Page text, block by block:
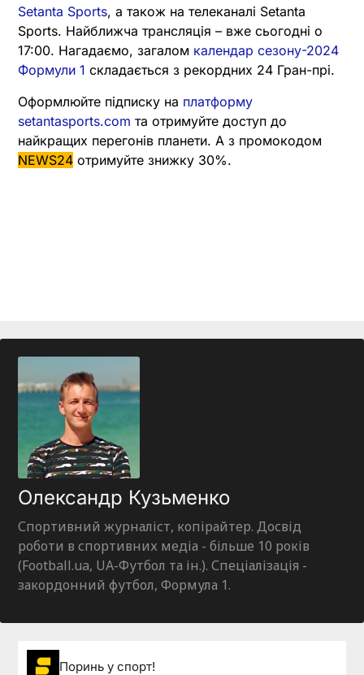
Setanta Sports, а також на телеканалі Setanta
Sports. Найближча трансляція – вже сьогодні о
17:00. Нагадаємо, загалом календар сезону-2024
Формули 1 складається з рекордних 24 Гран-прі.
Оформлюйте підписку на платформу
setantasports.com та отримуйте доступ до
найкращих перегонів планети. А з промокодом
NEWS24 отримуйте знижку 30%.
Олександр Кузьменко
Спортивний журналіст, копірайтер. Досвід
роботи в спортивних медіа - більше 10 років
(Football.ua, UA-Футбол та ін.). Спеціалізація -
закордонний футбол, Формула 1.
Поринь у спорт!